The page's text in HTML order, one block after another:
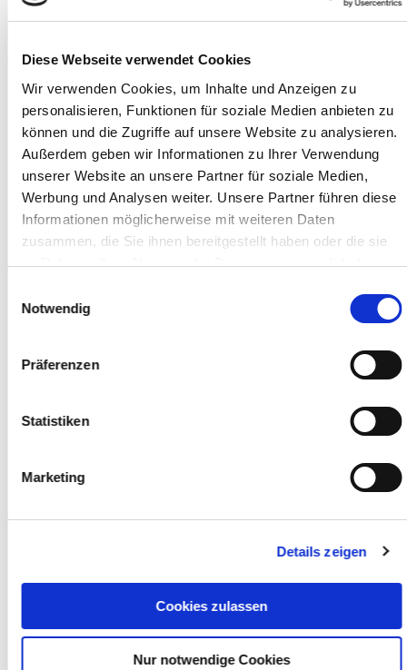
Diese Webseite verwendet Cookies
Wir verwenden Cookies, um Inhalte und Anzeigen zu
personalisieren, Funktionen für soziale Medien anbieten zu
können und die Zugriffe auf unsere Website zu analysieren.
Außerdem geben wir Informationen zu Ihrer Verwendung
unserer Website an unsere Partner für soziale Medien,
Werbung und Analysen weiter. Unsere Partner führen diese
Informationen möglicherweise mit weiteren Daten
zusammen, die Sie ihnen bereitgestellt haben oder die sie
im Rahmen Ihrer Nutzung der Dienste gesammelt haben.
Notwendig
Präferenzen
Statistiken
Marketing
Details zeigen
Cookies zulassen
Nur notwendige Cookies
Verbindung wichtig ist
Kommunikation, Vertrieb und Service. ERP-Systeme
steuern operative Prozesse wie Aufträge, Einkauf,
Lager, Rechnungen, Buchhaltung oder Ressourcen.
In der Praxis müssen beide Bereiche oft eng
zusammenarbeiten. Der Vertrieb braucht
Informationen zu Preisen, Verfügbarkeiten oder
offenen Rechnungen. Das ERP benötigt saubere
Wichtige Datenflüsse zwischen CRM und ERP sind:
Angebote
Zahlungsstatus
Informationsbasis. Das reduziert Rückfragen,
beschleunigt Abläufe und verbessert die
Transparenz im Unternehmen.